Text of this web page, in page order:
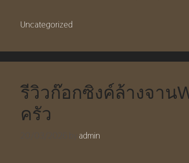
Categories
Uncategorized
รีวิวก๊อกซิงค์ล้างจาน
ครัว
by admin